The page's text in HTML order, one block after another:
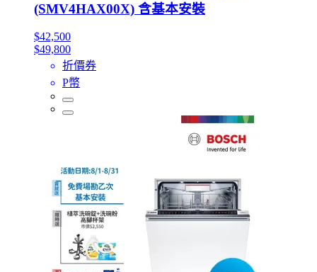
(SMV4HAX00X) 含基本安裝
$42,500
$49,800
折價券
P幣